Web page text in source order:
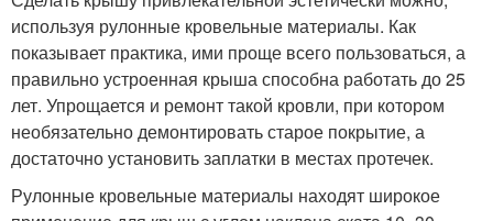
используя рулонные кровельные материалы. Как
показывает практика, ими проще всего пользоваться, а
правильно устроенная крыша способна работать до 25
лет. Упрощается и ремонт такой кровли, при котором
необязательно демонтировать старое покрытие, а
достаточно установить заплатки в местах протечек.
Рулонные кровельные материалы находят широкое